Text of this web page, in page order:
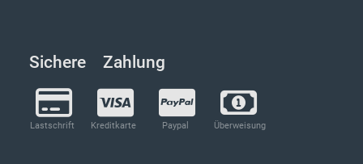
Sichere Zahlung
Lastschrift Kreditkarte Paypal Überweisung